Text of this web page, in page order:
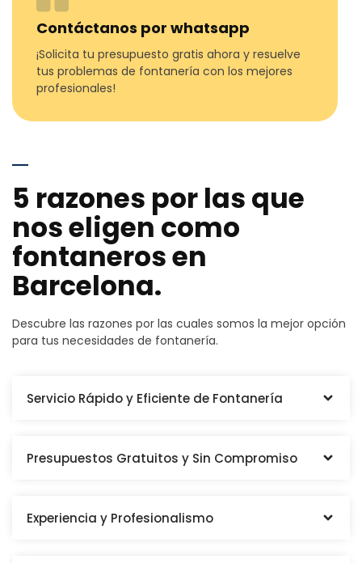
Contáctanos por whatsapp
¡Solicita tu presupuesto gratis ahora y resuelve
tus problemas de fontanería con los mejores
profesionales!
5 razones por las que
nos eligen como
fontaneros en
Barcelona.
Descubre las razones por las cuales somos la mejor opción
para tus necesidades de fontanería.
Servicio Rápido y Eficiente de Fontanería
Presupuestos Gratuitos y Sin Compromiso
Experiencia y Profesionalismo